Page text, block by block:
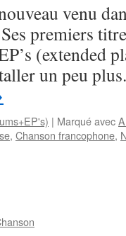
venu
premiers
(extended
un peu
| Marqué avec
, Chanson francophone,